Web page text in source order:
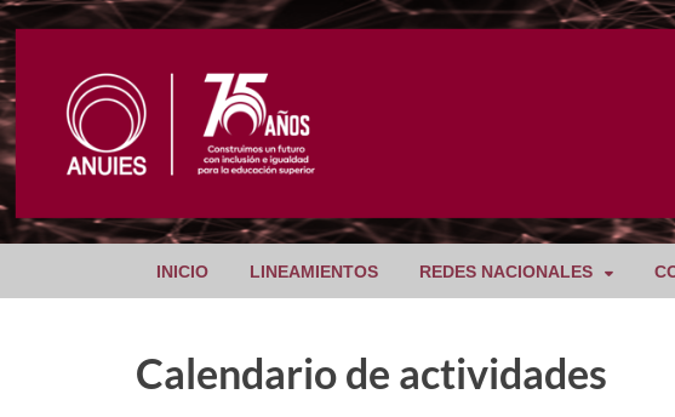
INICIO LINEAMIENTOS REDES NACIONALES
Calendario de actividades